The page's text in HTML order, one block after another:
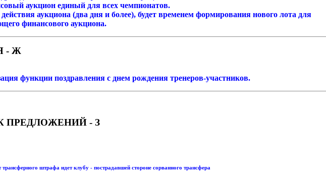
аукцион единый для всех чемпионатов.
аукциона (два дня и более), будет временем формирования нового лота для
финансового аукциона.
- Ж
функции поздравления с днем рождения тренеров-участников.
ПРЕДЛОЖЕНИЙ - З
трансферного штрафа идет клубу - пострадавшей стороне сорванного трансфера